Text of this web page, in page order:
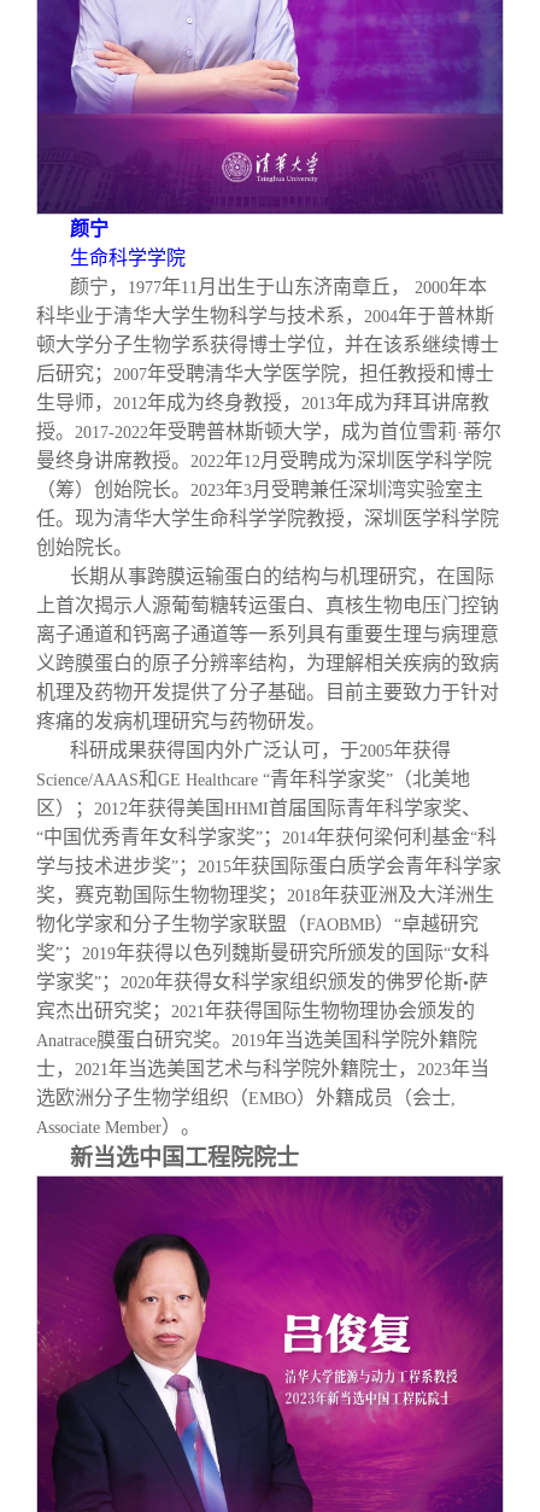
颜宁
生命科学学院
颜宁，
1977年11月出生于山东济南章丘， 2000年本
科毕业于清华大学生物科学与技术系， 2004年于普林斯
顿大学分子生物学系获得博士学位，并在该系继续博士
后研究； 2007年受聘清华大学医学院，担任教授和博士
生导师， 2012年成为终身教授， 2013年成为拜耳讲席教
授。 2017-2022年受聘普林斯顿大学，成为首位雪莉· 蒂尔
曼终身讲席教授。 2022年12月受聘成为深圳医学科学院
（筹）创始院长。 2023年3月受聘兼任深圳湾实验室主
任。现为清华大学生命科学学院教授，深圳医学科学院
创始院长。
长期从事跨膜运输蛋白的结构与机理研究，在国际
上首次揭示人源葡萄糖转运蛋白、真核生物电压门控钠
离子通道和钙离子通道等一系列具有重要生理与病理意
义跨膜蛋白的原子分辨率结构，为理解相关疾病的致病
机理及药物开发提供了分子基础。目前主要致力于针对
疼痛的发病机理研究与药物研发。
科研成果获得国内外广泛认可，于2005年获得
Science/AAAS和GE Healthcare “青年科学家奖” （北美地
区）； 2012年获得美国 HHMI首届国际青年科学家奖、
“中国优秀青年女科学家奖” ； 2014年获何梁何利基金“科
学与技术进步奖” ； 2015年获国际蛋白质学会青年科学家
奖，赛克勒国际生物物理奖； 2018年获亚洲及大洋洲生
物化学家和分子生物学家联盟（FAOBMB） “卓越研究
奖” ； 2019年获得以色列魏斯曼研究所颁发的国际“女科
学家奖” ； 2020年获得女科学家组织颁发的佛罗伦斯•萨
宾杰出研究奖； 2021年获得国际生物物理协会颁发的
Anatrace膜蛋白研究奖。 2019年当选美国科学院外籍院
士， 2021年当选美国艺术与科学院外籍院士， 2023年当
选欧洲分子生物学组织（EMBO）外籍成员（会士,
Associate Member）。
新当选中国工程院院士